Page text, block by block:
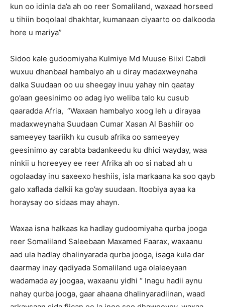
kun oo idinla da’a ah oo reer Somaliland, waxaad horseed
u tihiin boqolaal dhakhtar, kumanaan ciyaarto oo dalkooda
hore u mariya”
Sidoo kale gudoomiyaha Kulmiye Md Muuse Biixi Cabdi
wuxuu dhanbaal hambalyo ah u diray madaxweynaha
dalka Suudaan oo uu sheegay inuu yahay nin qaatay
go’aan geesinimo oo adag iyo weliba talo ku cusub
qaaradda Afria, “Waxaan hambalyo xoog leh u dirayaa
madaxweynaha Suudaan Cumar Xasan Al Bashiir oo
sameeyey taariikh ku cusub afrika oo sameeyey
geesinimo ay carabta badankeedu ku dhici wayday, waa
ninkii u horeeyey ee reer Afrika ah oo si nabad ah u
ogolaaday inu saxeexo heshiis, isla markaana ka soo qayb
galo xaflada dalkii ka go’ay suudaan. Itoobiya ayaa ka
horaysay oo sidaas may ahayn.
Waxaa isna halkaas ka hadlay gudoomiyaha qurba jooga
reer Somaliland Saleebaan Maxamed Faarax, waxaanu
aad ula hadlay dhalinyarada qurba jooga, isaga kula dar
daarmay inay qadiyada Somaliland uga olaleeyaan
wadamada ay joogaa, waxaanu yidhi “ Inagu hadii aynu
nahay qurba jooga, gaar ahaana dhalinyaradiinan, waad